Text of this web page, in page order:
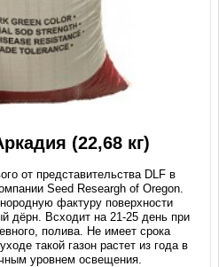
(22,68 кг)
от представительства DLF в
Seed Researgh of Oregon.
фактуру поверхности
дёрн. Всходит на 21-25 день при
полива. Не имеет срока
такой газон растет из года в
уровнем освещения.